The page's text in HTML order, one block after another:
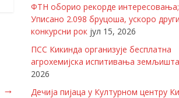
→
ФТН оборио рекорде интересовања;
Уписано 2.098 бруцоша, ускоро други
конкурсни рок јул 15, 2026
ПСС Кикинда организује бесплатна
агрохемијска испитивања земљишта
2026
Дечија пијаца у Културном центру